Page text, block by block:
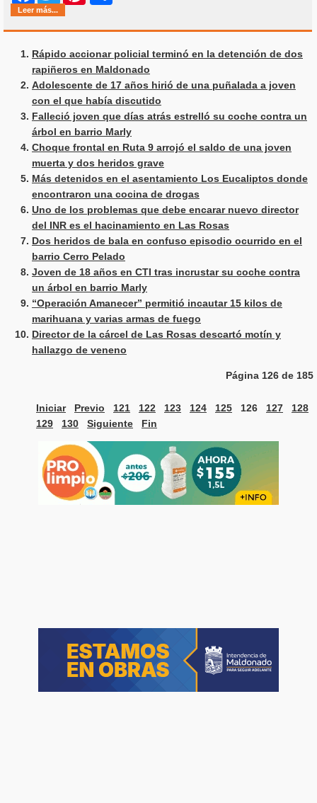
Leer más...
Rápido accionar policial terminó en la detención de dos
rapiñeros en Maldonado
Adolescente de 17 años hirió de una puñalada a joven
con el que había discutido
Falleció joven que días atrás estrelló su coche contra un
árbol en barrio Marly
Choque frontal en Ruta 9 arrojó el saldo de una joven
muerta y dos heridos grave
Más detenidos en el asentamiento Los Eucaliptos donde
encontraron una cocina de drogas
Uno de los problemas que debe encarar nuevo director
del INR es el hacinamiento en Las Rosas
Dos heridos de bala en confuso episodio ocurrido en el
barrio Cerro Pelado
Joven de 18 años en CTI tras incrustar su coche contra
un árbol en barrio Marly
“Operación Amanecer” permitió incautar 15 kilos de
marihuana y varias armas de fuego
Director de la cárcel de Las Rosas descartó motín y
hallazgo de veneno
Página 126 de 185
Iniciar Previo 121 122 123 124 125 126 127
128
129
130 Siguiente Fin